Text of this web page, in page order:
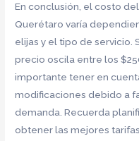
En conclusión, el costo
Querétaro varía
elijas y el tipo de servicio.
precio oscila entre los
importante tener en
modificaciones debido a
demanda. Recuerda
obtener las mejores